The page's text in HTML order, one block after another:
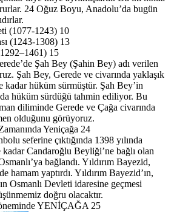
24 Oğuz Boyu, Anadolu’da bugün
(1077-1243) 10
(1243-1308) 13
15
Şah Bey (Şahin Bey) adı verilen
Şah Bey, Gerede ve civarında yaklaşık
kadar hüküm sürmüştür. Şah Bey’in
hüküm sürdüğü tahmin ediliyor. Bu
diliminde Gerede ve Çağa civarında
olduğunu görüyoruz.
Yeniçağa 24
seferine çıktığında 1398 yılında
Candaroğlu Beyliği’ne bağlı olan
bağlandı. Yıldırım Bayezid,
hamam yaptırdı. Yıldırım Bayezid’ın,
Osmanlı Devleti idaresine geçmesi
doğru olacaktır.
YENİÇAĞA 25